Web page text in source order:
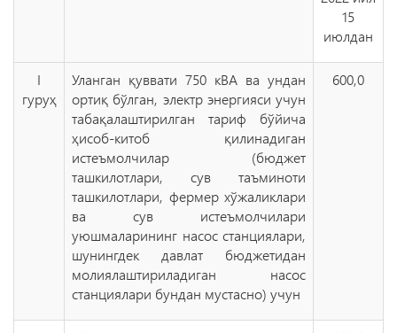
15
июлдан
I
гуруҳ
Уланган қуввати 750 кВА ва ундан
ортиқ бўлган, электр энергияси учун
табақалаштирилган тариф бўйича
ҳисоб-китоб қилинадиган
истеъмолчилар (бюджет
ташкилотлари, сув таъминоти
ташкилотлари, фермер хўжаликлари
ва сув истеъмолчилари
уюшмаларининг насос станциялари,
шунингдек давлат бюджетидан
молиялаштириладиган насос
станциялари бундан мустасно) учун
600,0